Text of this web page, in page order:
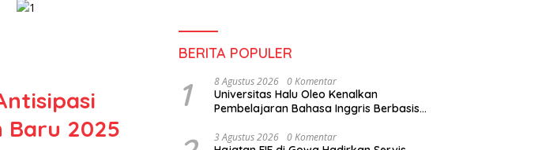
Baru 2025
BERITA POPULER
1 8 Agustus 2026 0 Komentar
Universitas Halu Oleo Kenalkan
Pembelajaran Bahasa Inggris Berbasis
3 Agustus 2026 0 Komentar